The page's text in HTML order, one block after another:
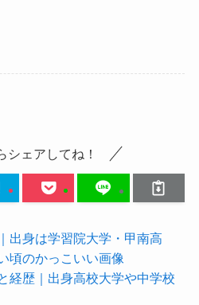
シェアしてね！
出身は学習院大学・甲南高
頃のかっこいい画像
経歴｜出身高校大学や中学校